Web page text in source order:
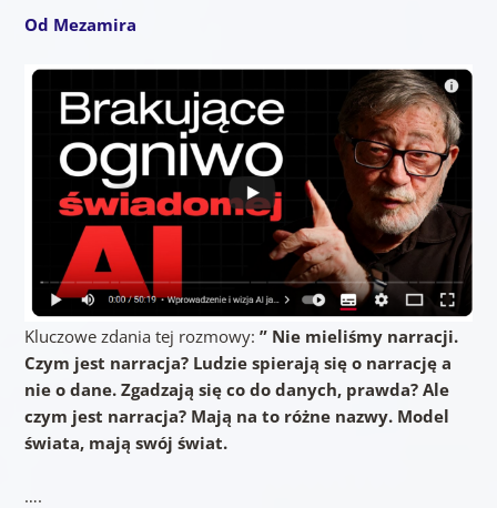
Od Mezamira
Kluczowe zdania tej rozmowy: ” Nie mieliśmy narracji.
Czym jest narracja? Ludzie spierają się o narrację a
nie o dane. Zgadzają się co do danych, prawda? Ale
czym jest narracja? Mają na to różne nazwy. Model
świata, mają swój świat.
….